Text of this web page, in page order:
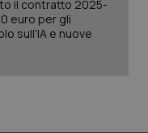
il contratto 2025-
euro per gli
sull'IA e nuove